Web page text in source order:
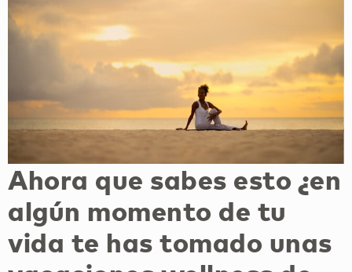
Ahora que sabes esto ¿en
algún momento de tu
vida te has tomado unas